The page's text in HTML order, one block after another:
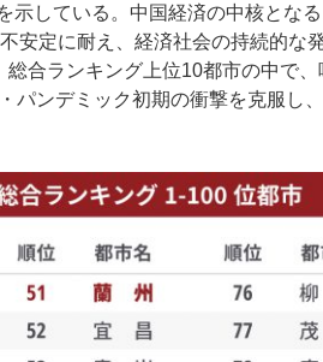
示している。中国経済の中核とな
安定に耐え、経済社会の持続的な
合ランキング上位10都市の中で、
パンデミック初期の衝撃を克服し